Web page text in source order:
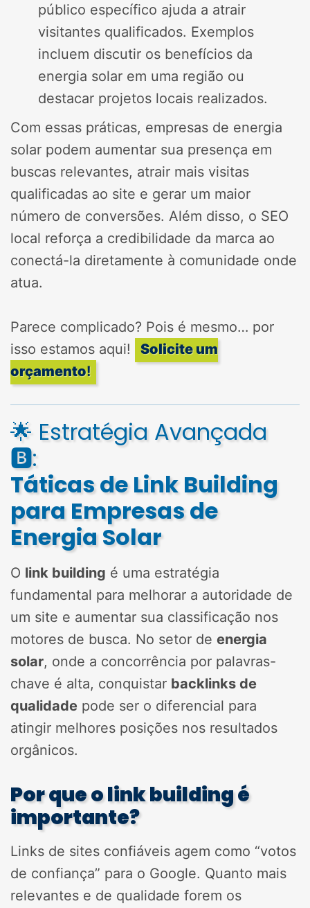
público específico ajuda a atrair
visitantes qualificados. Exemplos
incluem discutir os benefícios da
energia solar em uma região ou
destacar projetos locais realizados.
Com essas práticas, empresas de energia
solar podem aumentar sua presença em
buscas relevantes, atrair mais visitas
qualificadas ao site e gerar um maior
número de conversões. Além disso, o SEO
local reforça a credibilidade da marca ao
conectá-la diretamente à comunidade onde
atua.
Parece complicado? Pois é mesmo… por
isso estamos aqui!
Solicite um
orçamento!
🌟 Estratégia Avançada
🅱️:
Táticas de Link Building
para Empresas de
Energia Solar
O link building é uma estratégia
fundamental para melhorar a autoridade de
um site e aumentar sua classificação nos
motores de busca. No setor de energia
solar, onde a concorrência por palavras-
chave é alta, conquistar backlinks de
qualidade pode ser o diferencial para
atingir melhores posições nos resultados
orgânicos.
Por que o link building é
importante?
Links de sites confiáveis agem como “votos
de confiança” para o Google. Quanto mais
relevantes e de qualidade forem os